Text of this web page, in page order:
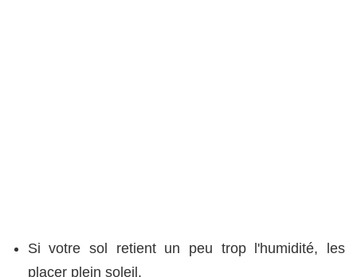
Si votre sol retient un peu trop l'humidité, les
placer plein soleil.